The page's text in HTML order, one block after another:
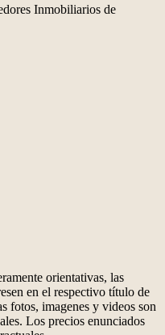
Inmobiliarios de
orientativas, las
en el respectivo título de
fotos, imagenes y videos son
Los precios enunciados